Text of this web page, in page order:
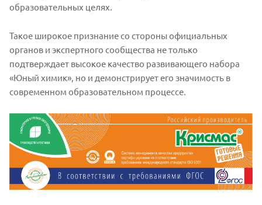
образовательных целях.
Такое широкое признание со стороны официальных
органов и экспертного сообщества не только
подтверждает высокое качество развивающего набора
«Юный химик», но и демонстрирует его значимость в
современном образовательном процессе.